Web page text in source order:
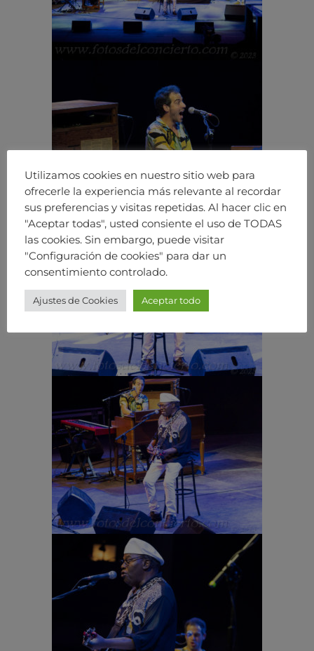
Utilizamos cookies en nuestro sitio web para
ofrecerle la experiencia más relevante al recordar
sus preferencias y visitas repetidas. Al hacer clic en
"Aceptar todas", usted consiente el uso de TODAS
las cookies. Sin embargo, puede visitar
"Configuración de cookies" para dar un
consentimiento controlado.
Ajustes de Cookies Aceptar todo